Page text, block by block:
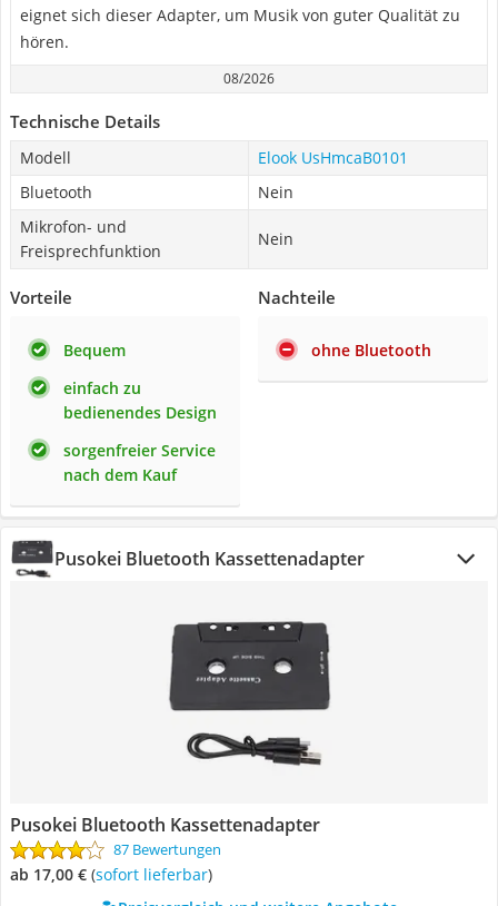
eignet sich dieser Adapter, um Musik von guter Qualität zu
hören.
08/2026
Technische Details
Modell
Elook UsHmcaB0101
Bluetooth
Nein
Mikrofon- und
Freisprechfunktion
Nein
Vorteile
Bequem
einfach zu
bedienendes Design
sorgenfreier Service
nach dem Kauf
Nachteile
ohne Bluetooth
Pusokei Bluetooth Kassettenadapter
Pusokei Bluetooth Kassettenadapter
87 Bewertungen
ab 17,00 € ( Sofort lieferbar)